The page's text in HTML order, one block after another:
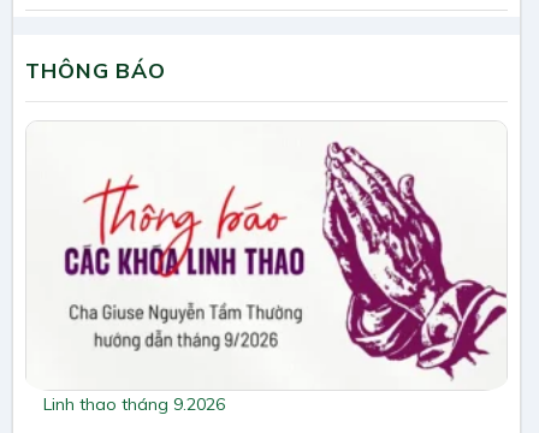
THÔNG BÁO
Linh thao tháng 9.2026